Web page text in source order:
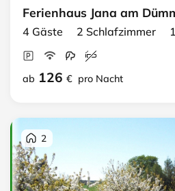
Ferienhaus Jana am
4 Gäste 2 Schlafzimmer
ab 126 € pro Nacht
2